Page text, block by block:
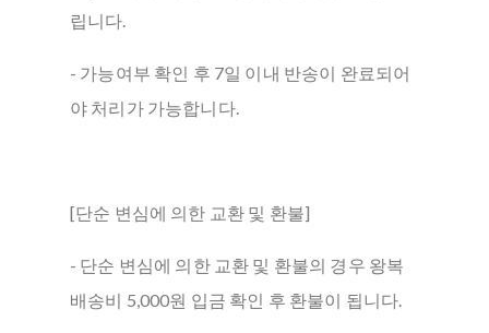
립니다.
- 가능여부 확인 후 7일 이내 반송이 완료되어
야 처리가 가능합니다.
[단순 변심에 의한 교환 및 환불]
- 단순 변심에 의한 교환 및 환불의 경우 왕복
배송비 5,000원 입금 확인 후 환불이 됩니다.